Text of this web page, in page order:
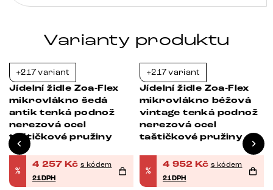
Varianty produktu
+217 variant
Jídelní židle Zoa-Flex
mikrovlákno šedá
antik tenká podnož
nerezová ocel
taštičkové pružiny
%
4 257 Kč s kódem
21DPH
+217 variant
Jídelní židle Zoa-Flex
mikrovlákno béžová
vintage tenká podnož
nerezová ocel
taštičkové pružiny
%
4 952 Kč s kódem
21DPH